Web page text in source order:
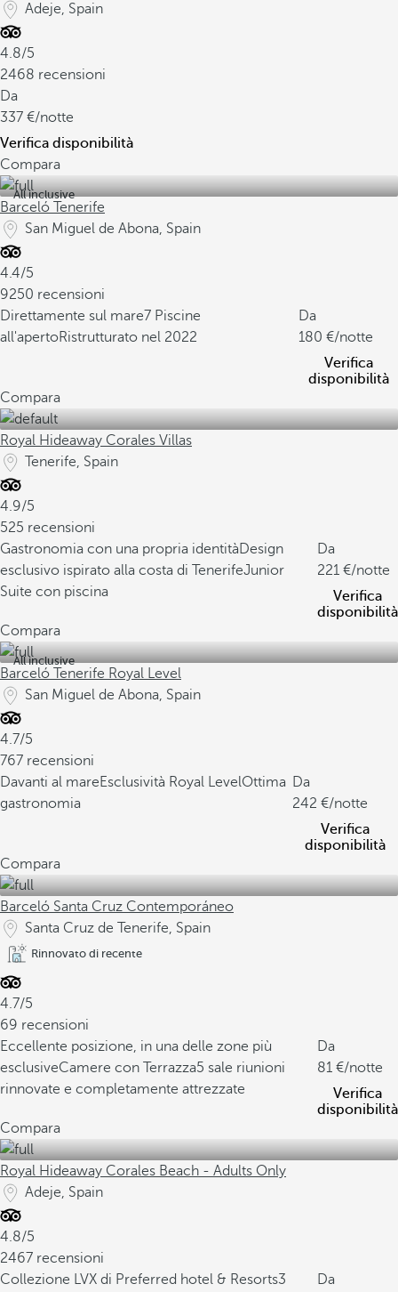
Adeje, Spain
4.8/5
2468 recensioni
Da
337
/notte
Verifica disponibilità
Compara
All inclusive
Barceló Tenerife
San Miguel de Abona, Spain
4.4/5
9250 recensioni
Direttamente sul mare7 Piscine
all'apertoRistrutturato nel 2022
Da
180
/notte
Verifica
disponibilità
Compara
Royal Hideaway Corales Villas
Tenerife, Spain
4.9/5
525 recensioni
Gastronomia con una propria identitàDesign
esclusivo ispirato alla costa di TenerifeJunior
Suite con piscina
Da
221
/notte
Verifica
disponibilità
Compara
All inclusive
Barceló Tenerife Royal Level
San Miguel de Abona, Spain
4.7/5
767 recensioni
Davanti al mareEsclusività Royal LevelOttima
gastronomia
Da
242
/notte
Verifica
disponibilità
Compara
Barceló Santa Cruz Contemporáneo
Santa Cruz de Tenerife, Spain
Rinnovato di recente
4.7/5
69 recensioni
Eccellente posizione, in una delle zone più
esclusiveCamere con Terrazza5 sale riunioni
rinnovate e completamente attrezzate
Da
81
/notte
Verifica
disponibilità
Compara
Royal Hideaway Corales Beach - Adults Only
Adeje, Spain
4.8/5
2467 recensioni
Collezione LVX di Preferred hotel & Resorts3 Da